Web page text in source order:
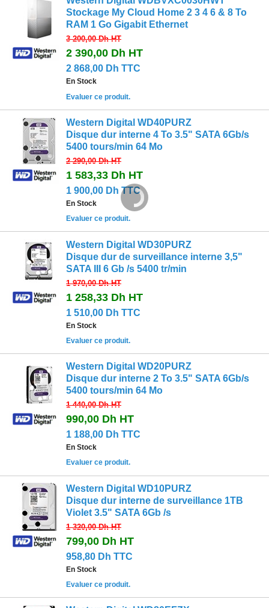
Stockage My Cloud Home 2 3 4 6 & 8 To
RAM 1 Go Gigabit Ethernet
3 200,00 DhHT
2 390,00 Dh HT
2 868,00 Dh TTC
En Stock
Evaluer ce produit.
Western Digital WD40PURZ
Disque dur interne 4 To 3.5" SATA 6Gb/s
5400 tours/min 64 Mo
2 290,00 DhHT
1 583,33 Dh HT
1 900,00 Dh TTC
En Stock
Evaluer ce produit.
Western Digital WD30PURZ
Disque dur de surveillance interne 3,5"
SATA III 6 Gb /s 5400 tr/min
1 970,00 DhHT
1 258,33 Dh HT
1 510,00 Dh TTC
En Stock
Evaluer ce produit.
Western Digital WD20PURZ
Disque dur interne 2 To 3.5" SATA 6Gb/s
5400 tours/min 64 Mo
1 440,00 DhHT
990,00 Dh HT
1 188,00 Dh TTC
En Stock
Evaluer ce produit.
Western Digital WD10PURZ
Disque dur interne de surveillance 1TB
Violet 3.5" SATA 6Gb /s
1 320,00 DhHT
799,00 Dh HT
958,80 Dh TTC
En Stock
Evaluer ce produit.